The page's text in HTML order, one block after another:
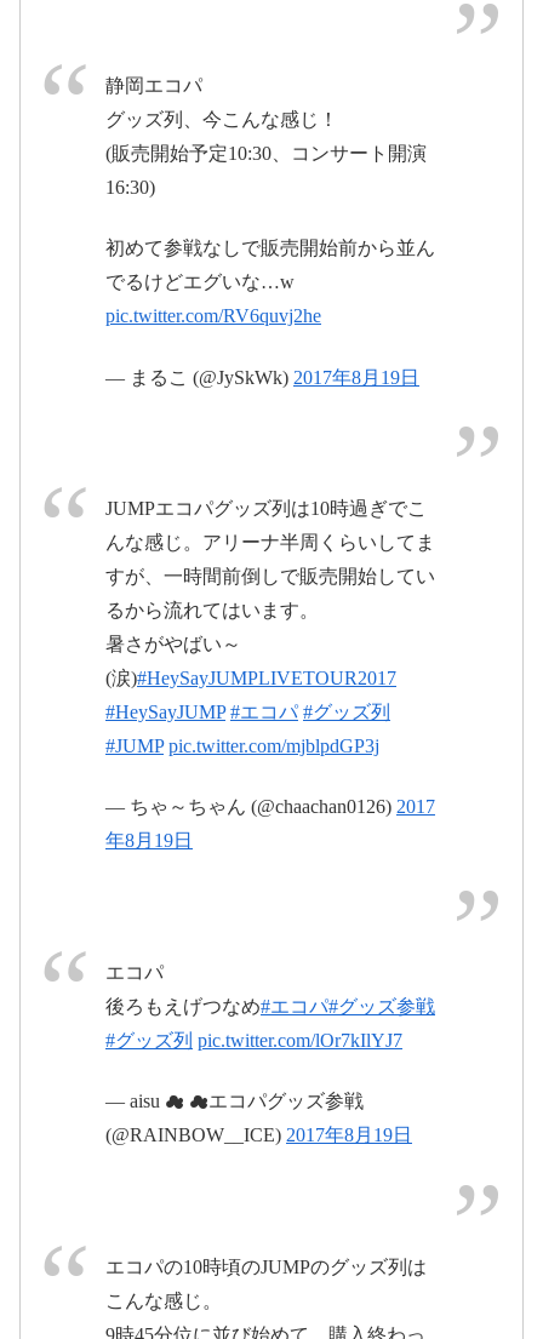
2017年
8月19日
2017年8月20日
2017年8月20日
2017年8月20日
2017年8月20日
2017年8
2017年8月19
日
2017年8月19
静岡エコパ
グッズ列、今こんな感じ！
(販売開始予定10:30、コンサート開演
16:30)
初めて参戦なしで販売開始前から並ん
でるけどエグいな…w
pic.twitter.com/RV6quvj2he
— まるこ (@JySkWk) 2017年8月19日
JUMPエコパグッズ列は10時過ぎでこ
んな感じ。アリーナ半周くらいしてま
すが、一時間前倒しで販売開始してい
るから流れてはいます。
暑さがやばい～
(涙)#HeySayJUMPLIVETOUR2017
#HeySayJUMP #エコパ #グッズ列
#JUMP pic.twitter.com/mjblpdGP3j
— ちゃ～ちゃん (@chaachan0126) 2017
年8月19日
エコパ
後ろもえげつなめ#エコパ#グッズ参戦
#グッズ列 pic.twitter.com/lOr7kIlYJ7
— aisu ☁︎ ☁︎エコパグッズ参戦
(@RAINBOW__ICE) 2017年8月19日
エコパの10時頃のJUMPのグッズ列は
こんな感じ。
9時45分位に並び始めて、購入終わっ